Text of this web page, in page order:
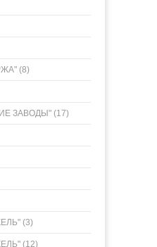
(8)
ЗАВОДЫ" (17)
(3)
(12)